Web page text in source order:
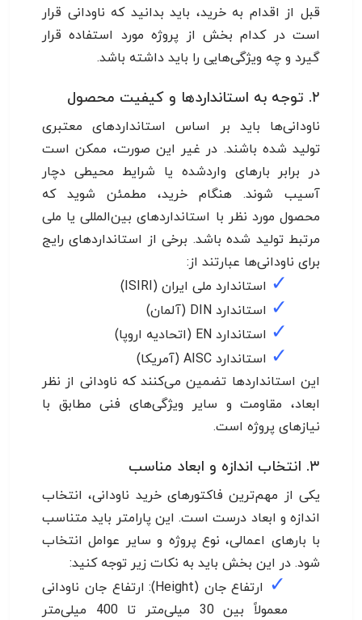
قبل از اقدام به خرید، باید بدانید که ناودانی قرار
است در کدام بخش از پروژه مورد استفاده قرار
گیرد و چه ویژگی‌هایی را باید داشته باشد.
۲. توجه به استانداردها و کیفیت محصول
ناودانی‌ها باید بر اساس استانداردهای معتبری
تولید شده باشند. در غیر این صورت، ممکن است
در برابر بارهای واردشده یا شرایط محیطی دچار
آسیب شوند. هنگام خرید، مطمئن شوید که
محصول مورد نظر با استانداردهای بین‌المللی یا ملی
مرتبط تولید شده باشد. برخی از استانداردهای رایج
برای ناودانی‌ها عبارتند از:
✓ استاندارد ملی ایران (ISIRI)
✓ استاندارد DIN (آلمان)
✓ استاندارد EN (اتحادیه اروپا)
✓ استاندارد AISC (آمریکا)
این استانداردها تضمین می‌کنند که ناودانی از نظر
ابعاد، مقاومت و سایر ویژگی‌های فنی مطابق با
نیازهای پروژه است.
۳. انتخاب اندازه و ابعاد مناسب
یکی از مهم‌ترین فاکتورهای خرید ناودانی، انتخاب
اندازه و ابعاد درست است. این پارامتر باید متناسب
با بارهای اعمالی، نوع پروژه و سایر عوامل انتخاب
شود. در این بخش باید به نکات زیر توجه کنید:
✓
ارتفاع جان (Height): ارتفاع جان ناودانی
معمولاً بین 30 میلی‌متر تا 400 میلی‌متر